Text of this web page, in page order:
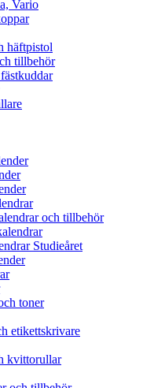
Vario
häftpistol
tillbehör
och tillbehör
Studieåret
toner
etikettskrivare
kvittorullar